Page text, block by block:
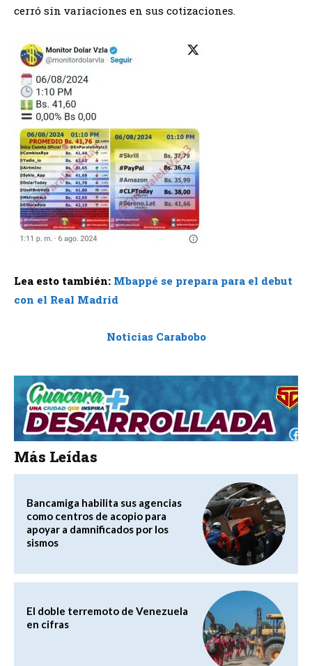
cerró sin variaciones en sus cotizaciones.
Lea esto también: Mbappé se prepara para el debut
con el Real Madrid
Noticias Carabobo
Más Leídas
Bancamiga habilita sus agencias
como centros de acopio para
apoyar a damnificados por los
sismos
El doble terremoto de Venezuela
en cifras